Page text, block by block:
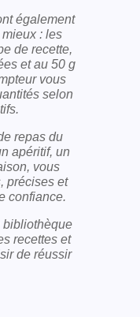
également
: les
de recette,
et au 50 g
vous
selon
repas du
apéritif, un
vous
précises et
confiance.
bibliothèque
recettes et
de réussir